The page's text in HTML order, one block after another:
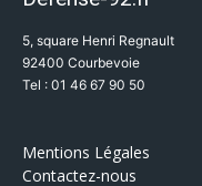
5, square Henri Regnault
92400 Courbevoie
Tel : 01 46 67 90 50
Mentions Légales
Contactez-nous